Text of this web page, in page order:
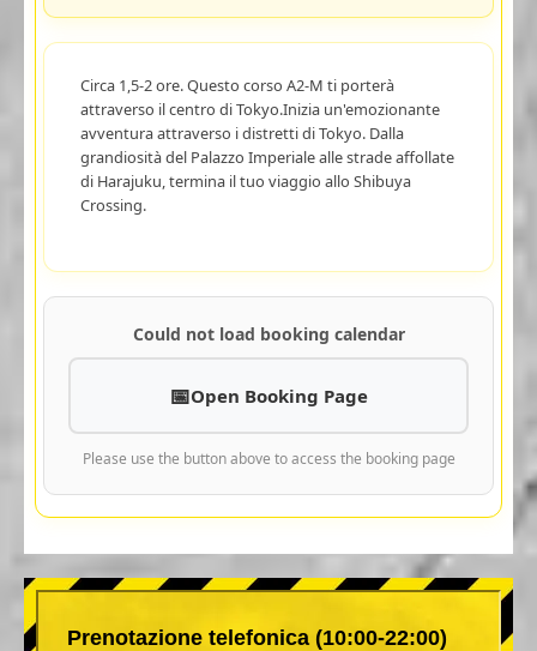
Circa 1,5-2 ore. Questo corso A2-M ti porterà
attraverso il centro di Tokyo.Inizia un'emozionante
avventura attraverso i distretti di Tokyo. Dalla
grandiosità del Palazzo Imperiale alle strade affollate
di Harajuku, termina il tuo viaggio allo Shibuya
Crossing.
Could not load booking calendar
Open Booking Page
Please use the button above to access the booking page
Prenotazione telefonica (10:00-22:00)